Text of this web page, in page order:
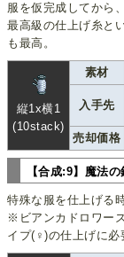
服を仮完成してから
最高級の仕上げ糸と
も最高。
縦1x横1
(10stack)
素材
入手先
売却価格
【合成:9】魔法
特殊な服を仕上げる
※ビアンカドロワー
イプ(♀)の仕上げに必